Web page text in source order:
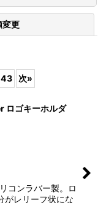
変更
43 次»
ロゴキーホルダ
コンラバー製。ロ
がレリーフ状にな